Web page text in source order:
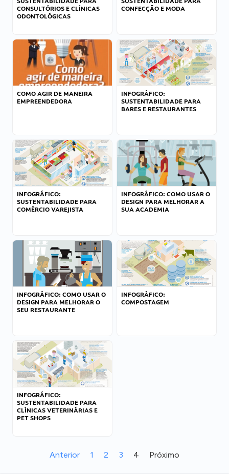
CONSULTÓRIOS E CLÍNICAS
ODONTOLÓGICAS
CONFECÇÃO E MODA
COMO AGIR DE MANEIRA
EMPREENDEDORA
INFOGRÁFICO:
SUSTENTABILIDADE PARA
BARES E RESTAURANTES
INFOGRÁFICO:
SUSTENTABILIDADE PARA
COMÉRCIO VAREJISTA
INFOGRÁFICO: COMO USAR O
DESIGN PARA MELHORAR A
SUA ACADEMIA
INFOGRÁFICO: COMO USAR O
DESIGN PARA MELHORAR O
SEU RESTAURANTE
INFOGRÁFICO:
COMPOSTAGEM
INFOGRÁFICO:
SUSTENTABILIDADE PARA
CLÍNICAS VETERINÁRIAS E
PET SHOPS
Anterior 1 2 3 4 Próximo